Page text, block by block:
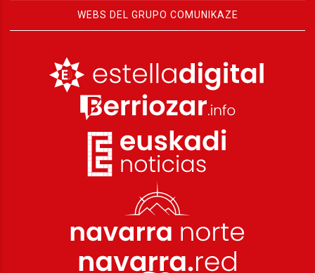
WEBS DEL GRUPO COMUNIKAZE